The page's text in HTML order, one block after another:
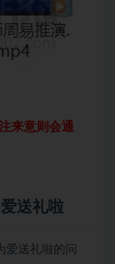
来意则会通
送礼啦
送礼啦的问